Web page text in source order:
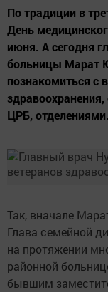
По традиции в
День
июня. А сегодня
больницы Марат
познакомиться с
ЦРБ, отделениями.
Так, вначале
Глава семейной
на протяжении
районной
бывшим